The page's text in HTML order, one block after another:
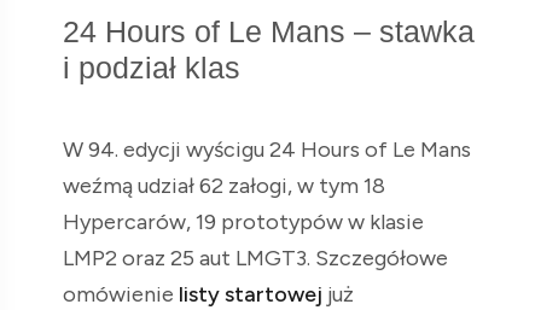
24 Hours of Le Mans – stawka
i podział klas
W 94. edycji wyścigu 24 Hours of Le Mans
weźmą udział 62 załogi, w tym 18
Hypercarów, 19 prototypów w klasie
LMP2 oraz 25 aut LMGT3. Szczegółowe
omówienie listy startowej już